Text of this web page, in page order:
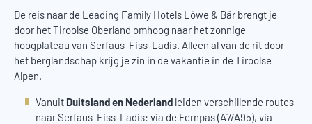
De reis naar de Leading Family Hotels Löwe & Bär brengt je
door het Tiroolse Oberland omhoog naar het zonnige
hoogplateau van Serfaus-Fiss-Ladis. Alleen al van de rit door
het berglandschap krijg je zin in de vakantie in de Tiroolse
Alpen.
Vanuit Duitsland en Nederland leiden verschillende routes
naar Serfaus-Fiss-Ladis: via de Fernpas (A7/A95), via